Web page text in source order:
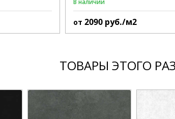
от2090 руб./м2
ТОВАРЫ ЭТОГО